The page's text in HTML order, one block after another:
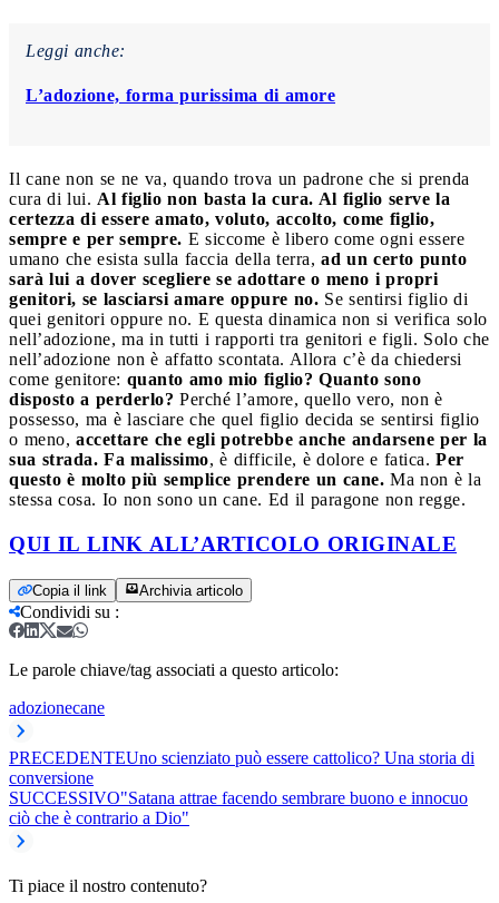
Leggi anche:
L’adozione, forma purissima di amore
Il cane non se ne va, quando trova un padrone che si prenda
cura di lui. Al figlio non basta la cura. Al figlio serve la
certezza di essere amato, voluto, accolto, come figlio,
sempre e per sempre. E siccome è libero come ogni essere
umano che esista sulla faccia della terra, ad un certo punto
sarà lui a dover scegliere se adottare o meno i propri
genitori, se lasciarsi amare oppure no. Se sentirsi figlio di
quei genitori oppure no. E questa dinamica non si verifica solo
nell’adozione, ma in tutti i rapporti tra genitori e figli. Solo che
nell’adozione non è affatto scontata. Allora c’è da chiedersi
come genitore: quanto amo mio figlio? Quanto sono
disposto a perderlo? Perché l’amore, quello vero, non è
possesso, ma è lasciare che quel figlio decida se sentirsi figlio
o meno, accettare che egli potrebbe anche andarsene per la
sua strada. Fa malissimo, è difficile, è dolore e fatica. Per
questo è molto più semplice prendere un cane. Ma non è la
stessa cosa. Io non sono un cane. Ed il paragone non regge.
QUI IL LINK ALL’ARTICOLO ORIGINALE
Copia il link Archivia articolo
Condividi su :
Le parole chiave/tag associati a questo articolo:
adozionecane
PRECEDENTEUno scienziato può essere cattolico? Una storia di
conversione
SUCCESSIVO"Satana attrae facendo sembrare buono e innocuo
ciò che è contrario a Dio"
Ti piace il nostro contenuto?